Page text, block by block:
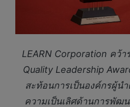
LEARN Corporation คว้า
Quality Leadership
สะท้อนการเป็นองค์กรผู้น
ความเป็นเลิศด้านการพัฒ